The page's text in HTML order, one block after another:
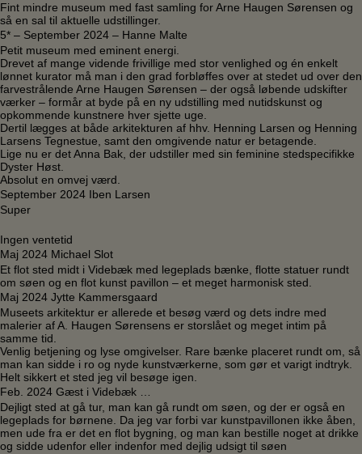
Fint mindre museum med fast samling for Arne Haugen Sørensen og
så en sal til aktuelle udstillinger.
5* – September 2024 – Hanne Malte
Petit museum med eminent energi.
Drevet af mange vidende frivillige med stor venlighed og én enkelt
lønnet kurator må man i den grad forbløffes over at stedet ud over den
farvestrålende Arne Haugen Sørensen – der også løbende udskifter
værker – formår at byde på en ny udstilling med nutidskunst og
opkommende kunstnere hver sjette uge.
Dertil lægges at både arkitekturen af hhv. Henning Larsen og Henning
Larsens Tegnestue, samt den omgivende natur er betagende.
Lige nu er det Anna Bak, der udstiller med sin feminine stedspecifikke
Dyster Høst.
Absolut en omvej værd.
September 2024 Iben Larsen
Super
Ingen ventetid
Maj 2024 Michael Slot
Et flot sted midt i Videbæk med legeplads bænke, flotte statuer rundt
om søen og en flot kunst pavillon – et meget harmonisk sted.
Maj 2024 Jytte Kammersgaard
Museets arkitektur er allerede et besøg værd og dets indre med
malerier af A. Haugen Sørensens er storslået og meget intim på
samme tid.
Venlig betjening og lyse omgivelser. Rare bænke placeret rundt om, så
man kan sidde i ro og nyde kunstværkerne, som gør et varigt indtryk.
Helt sikkert et sted jeg vil besøge igen.
Feb. 2024 Gæst i Videbæk …
Dejligt sted at gå tur, man kan gå rundt om søen, og der er også en
legeplads for børnene. Da jeg var forbi var kunstpavillonen ikke åben,
men ude fra er det en flot bygning, og man kan bestille noget at drikke
og sidde udenfor eller indenfor med dejlig udsigt til søen